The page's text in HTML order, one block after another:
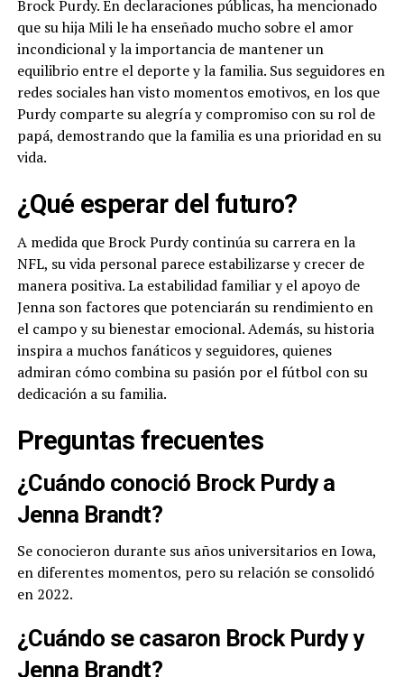
Brock Purdy. En declaraciones públicas, ha mencionado
que su hija Mili le ha enseñado mucho sobre el amor
incondicional y la importancia de mantener un
equilibrio entre el deporte y la familia. Sus seguidores en
redes sociales han visto momentos emotivos, en los que
Purdy comparte su alegría y compromiso con su rol de
papá, demostrando que la familia es una prioridad en su
vida.
¿Qué esperar del futuro?
A medida que Brock Purdy continúa su carrera en la
NFL, su vida personal parece estabilizarse y crecer de
manera positiva. La estabilidad familiar y el apoyo de
Jenna son factores que potenciarán su rendimiento en
el campo y su bienestar emocional. Además, su historia
inspira a muchos fanáticos y seguidores, quienes
admiran cómo combina su pasión por el fútbol con su
dedicación a su familia.
Preguntas frecuentes
¿Cuándo conoció Brock Purdy a
Jenna Brandt?
Se conocieron durante sus años universitarios en Iowa,
en diferentes momentos, pero su relación se consolidó
en 2022.
¿Cuándo se casaron Brock Purdy y
Jenna Brandt?